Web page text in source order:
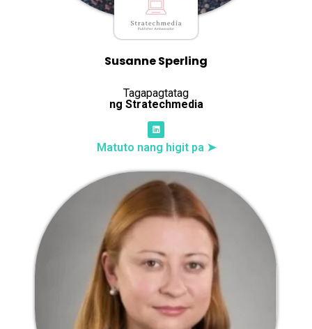
Susanne Sperling
Tagapagtatag
ng Stratechmedia
Matuto nang higit pa ➤